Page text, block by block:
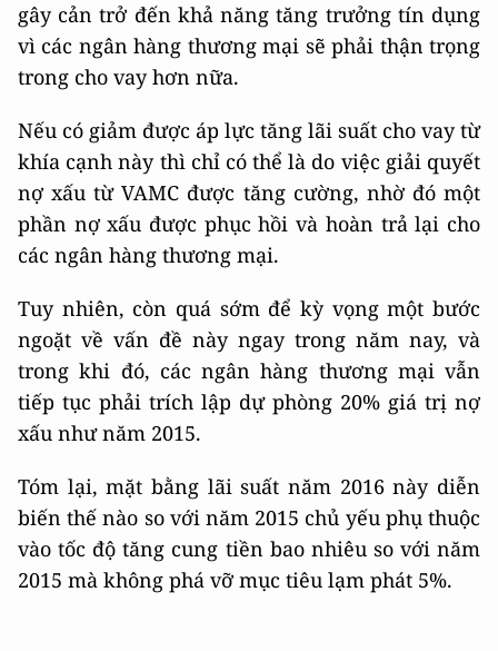
gây cản trở đến khả năng tăng trưởng tín dụng
vì các ngân hàng thương mại sẽ phải thận trọng
trong cho vay hơn nữa.
Nếu có giảm được áp lực tăng lãi suất cho vay từ
khía cạnh này thì chỉ có thể là do việc giải quyết
nợ xấu từ VAMC được tăng cường, nhờ đó một
phần nợ xấu được phục hồi và hoàn trả lại cho
các ngân hàng thương mại.
Tuy nhiên, còn quá sớm để kỳ vọng một bước
ngoặt về vấn đề này ngay trong năm nay, và
trong khi đó, các ngân hàng thương mại vẫn
tiếp tục phải trích lập dự phòng 20% giá trị nợ
xấu như năm 2015.
Tóm lại, mặt bằng lãi suất năm 2016 này diễn
biến thế nào so với năm 2015 chủ yếu phụ thuộc
vào tốc độ tăng cung tiền bao nhiêu so với năm
2015 mà không phá vỡ mục tiêu lạm phát 5%.